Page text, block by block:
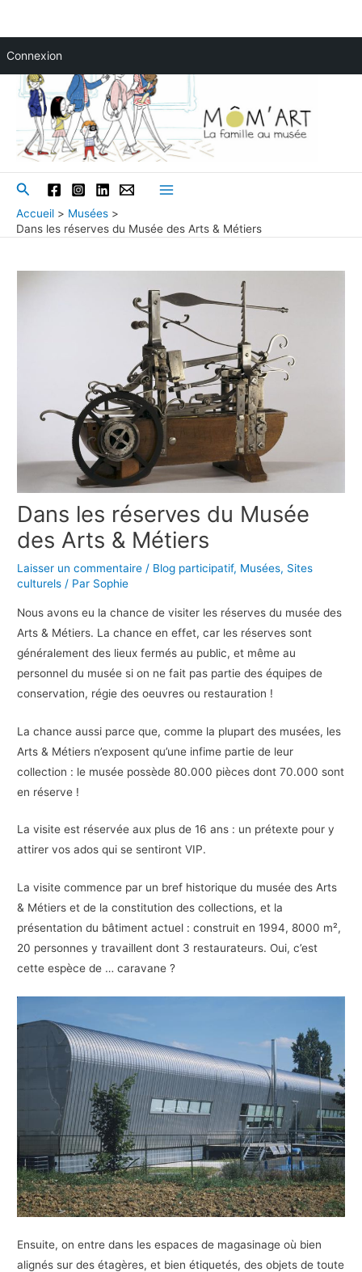
Connexion
contenu
Rechercher
Menu
Accueil
Musées
Dans les réserves du Musée des Arts & Métiers
Dans les réserves du Musée
des Arts & Métiers
Laisser un commentaire / Blog participatif, Musées, Sites
culturels / Par Sophie
Nous avons eu la chance de visiter les réserves du musée des
Arts & Métiers. La chance en effet, car les réserves sont
généralement des lieux fermés au public, et même au
personnel du musée si on ne fait pas partie des équipes de
conservation, régie des oeuvres ou restauration !
La chance aussi parce que, comme la plupart des musées, les
Arts & Métiers n’exposent qu’une infime partie de leur
collection : le musée possède 80.000 pièces dont 70.000 sont
en réserve !
La visite est réservée aux plus de 16 ans : un prétexte pour y
attirer vos ados qui se sentiront VIP.
La visite commence par un bref historique du musée des Arts
& Métiers et de la constitution des collections, et la
présentation du bâtiment actuel : construit en 1994, 8000 m²,
20 personnes y travaillent dont 3 restaurateurs. Oui, c’est
cette espèce de … caravane ?
Ensuite, on entre dans les espaces de magasinage où bien
alignés sur des étagères, et bien étiquetés, des objets de toute